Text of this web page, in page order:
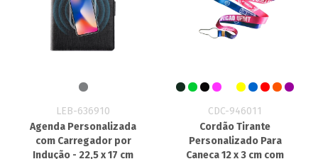
LEB-636910
Agenda Personalizada
com Carregador por
Indução - 22,5 x 17 cm
CDC-946011
Cordão Tirante
Personalizado Para
Caneca 12 x 3 cm com